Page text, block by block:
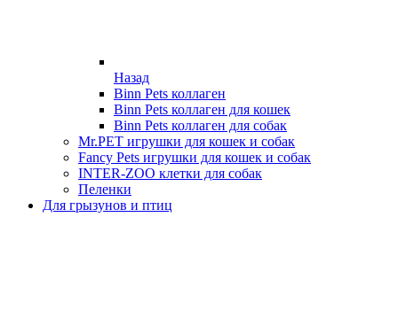
Назад
Binn Pets коллаген
Binn Pets коллаген для кошек
Binn Pets коллаген для собак
Mr.PET игрушки для кошек и собак
Fancy Pets игрушки для кошек и собак
INTER-ZOO клетки для собак
Пеленки
Для грызунов и птиц